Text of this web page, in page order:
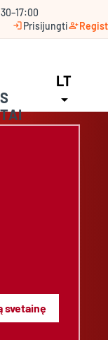
loginPrisijungtiperson_add
LT
arrow_drop_down
svetainę